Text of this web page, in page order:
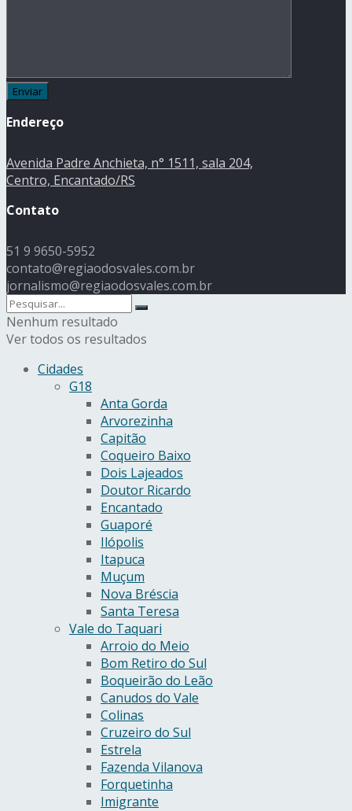
Endereço
Avenida Padre Anchieta, n° 1511, sala 204,
Centro, Encantado/RS
Contato
51 9 9650-5952
contato@regiaodosvales.com.br
jornalismo@regiaodosvales.com.br
Nenhum resultado
Ver todos os resultados
Cidades
G18
Anta Gorda
Arvorezinha
Capitão
Coqueiro Baixo
Dois Lajeados
Doutor Ricardo
Encantado
Guaporé
Ilópolis
Itapuca
Muçum
Nova Bréscia
Santa Teresa
Vale do Taquari
Arroio do Meio
Bom Retiro do Sul
Boqueirão do Leão
Canudos do Vale
Colinas
Cruzeiro do Sul
Estrela
Fazenda Vilanova
Forquetinha
Imigrante